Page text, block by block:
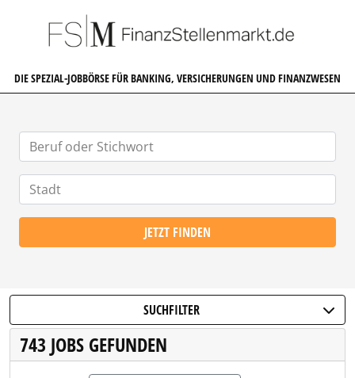
DIE SPEZIAL-JOBBÖRSE FÜR BANKING, VERSICHERUNGEN UND FINANZWESEN
JETZT FINDEN
SUCHFILTER
743 JOBS GEFUNDEN